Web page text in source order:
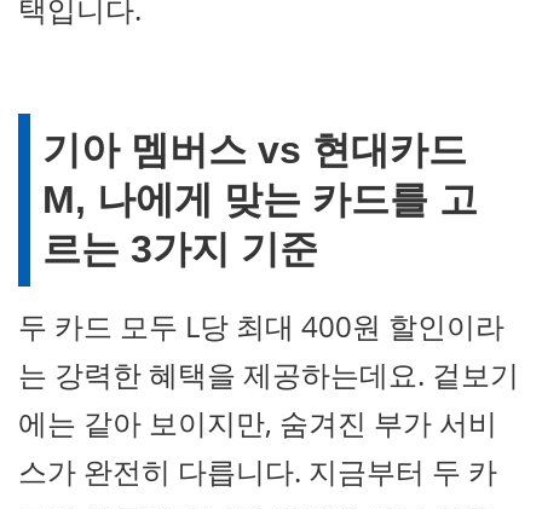
택입니다.
기아 멤버스 vs 현대카드
M, 나에게 맞는 카드를 고
르는 3가지 기준
두 카드 모두 L당 최대 400원 할인이라
는 강력한 혜택을 제공하는데요. 겉보기
에는 같아 보이지만, 숨겨진 부가 서비
스가 완전히 다릅니다. 지금부터 두 카